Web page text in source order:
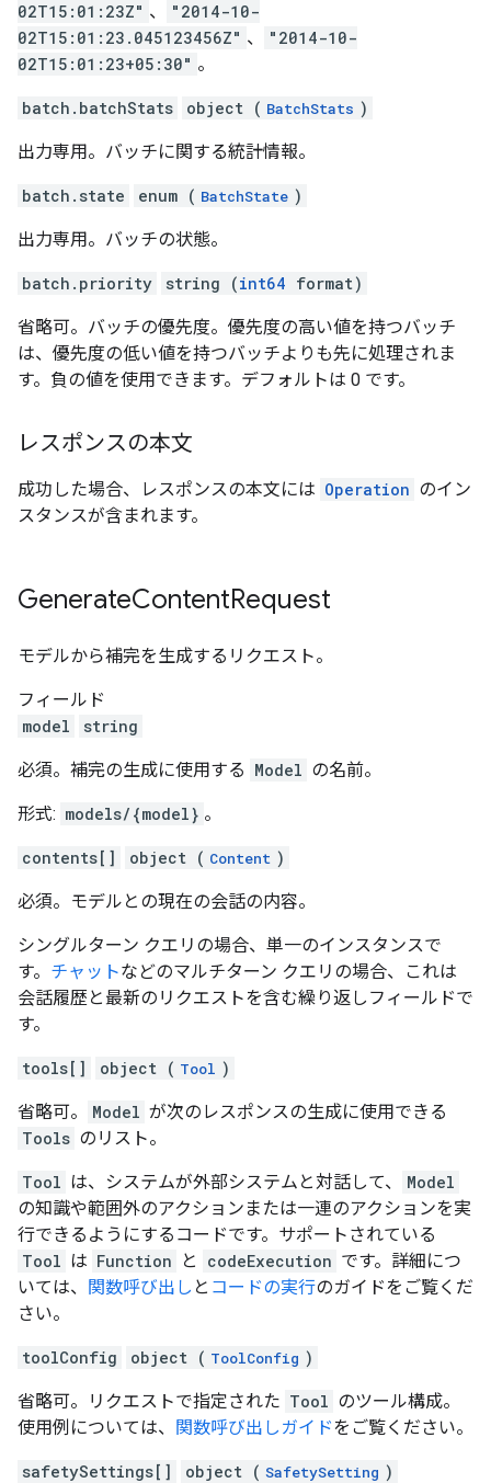
02T15:01:23Z" 、
"2014-10-
02T15:01:23.045123456Z" 、
"2014-10-
02T15:01:23+05:30" 。
batch.batchStats object ( BatchStats )
出力専用。バッチに関する統計情報。
batch.state enum ( BatchState )
出力専用。バッチの状態。
batch.priority string (int64 format)
省略可。バッチの優先度。優先度の高い値を持つバッチ
は、優先度の低い値を持つバッチよりも先に処理されま
す。負の値を使用できます。デフォルトは 0 です。
レスポンスの本文
成功した場合、レスポンスの本文には Operation のイン
スタンスが含まれます。
GenerateContentRequest
モデルから補完を生成するリクエスト。
フィールド
model
string
必須。補完の生成に使用する Model の名前。
形式: models/{model} 。
contents[] object ( Content )
必須。モデルとの現在の会話の内容。
シングルターン クエリの場合、単一のインスタンスで
す。 チャットなどのマルチターン クエリの場合、これは
会話履歴と最新のリクエストを含む繰り返しフィールドで
す。
tools[] object ( Tool )
省略可。 Model が次のレスポンスの生成に使用できる
Tools のリスト。
Tool は、システムが外部システムと対話して、
Model
の知識や範囲外のアクションまたは一連のアクションを実
行できるようにするコードです。サポートされている
Tool は Function と codeExecution です。詳細につ
いては、 関数呼び出し と コードの実行のガイドをご覧くだ
さい。
toolConfig object ( ToolConfig )
省略可。リクエストで指定された Tool のツール構成。
使用例については、 関数呼び出しガイドをご覧ください。
safetySettings[] object ( SafetySetting )